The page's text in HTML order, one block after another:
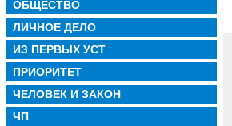
ОБЩЕСТВО
ЛИЧНОЕ ДЕЛО
ИЗ ПЕРВЫХ УСТ
ПРИОРИТЕТ
ЧЕЛОВЕК И ЗАКОН
ЧП